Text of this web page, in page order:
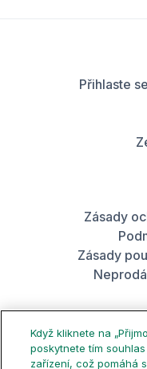
Přihlaste
Zásady
Zásady
Když kliknete na
poskytnete tím
zařízení, což pomáhá